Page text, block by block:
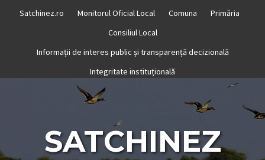
Satchinez.ro Monitorul Oficial Local Comuna
Primăria
Consiliul Local
Informații de interes public și transparență decizională
Integritate instituțională
SATCHINEZ